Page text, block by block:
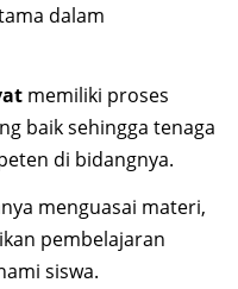
dalam
memiliki proses
baik sehingga tenaga
di bidangnya.
menguasai materi,
pembelajaran
siswa.